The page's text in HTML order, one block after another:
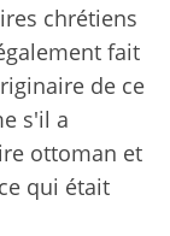
chrétiens
fait
de ce
s'il a
ottoman et
qui était